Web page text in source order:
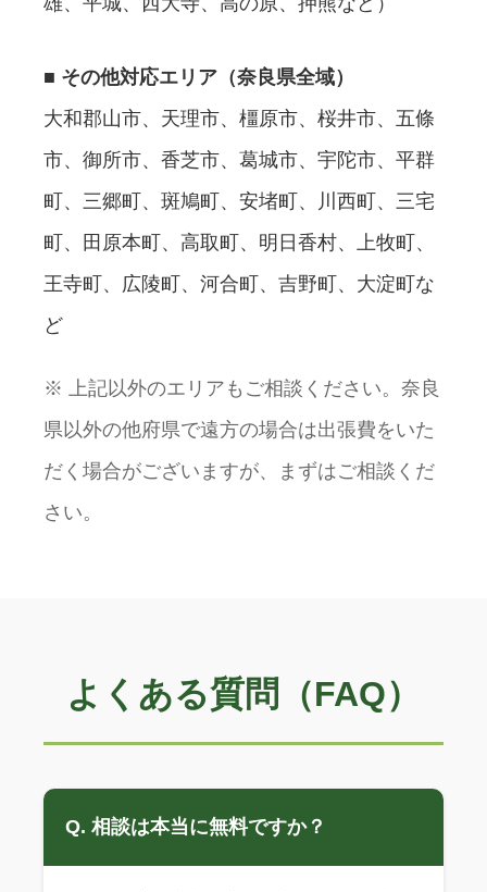
■ その他対応エリア（奈良県全域）
大和郡山市、天理市、橿原市、桜井市、五條
市、御所市、香芝市、葛城市、宇陀市、平群
町、三郷町、斑鳩町、安堵町、川西町、三宅
町、田原本町、高取町、明日香村、上牧町、
王寺町、広陵町、河合町、吉野町、大淀町な
ど
※ 上記以外のエリアもご相談ください。奈良
県以外の他府県で遠方の場合は出張費をいた
だく場合がございますが、まずはご相談くだ
さい。
よくある質問（FAQ）
Q. 相談は本当に無料ですか？